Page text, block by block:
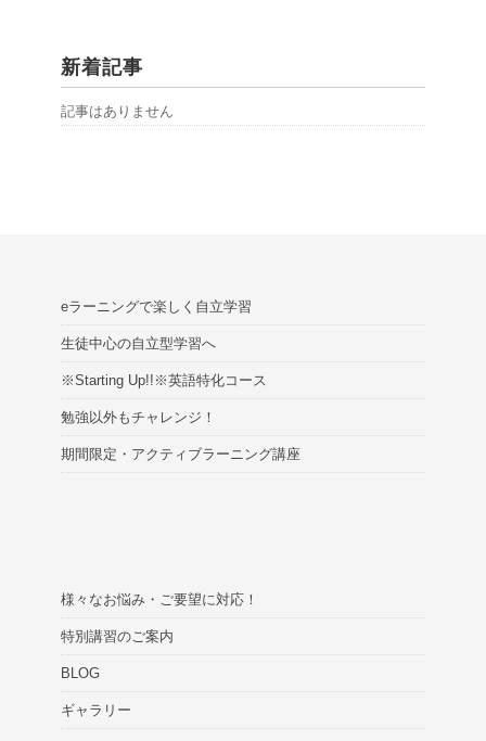
新着記事
記事はありません
eラーニングで楽しく自立学習
生徒中心の自立型学習へ
※Starting Up!!※英語特化コース
勉強以外もチャレンジ！
期間限定・アクティブラーニング講座
様々なお悩み・ご要望に対応！
特別講習のご案内
BLOG
ギャラリー